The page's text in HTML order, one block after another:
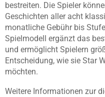
bestreiten. Die Spieler
Geschichten aller acht
monatliche Gebühr bis
Spielmodell ergänzt das
und ermöglicht Spielern
Entscheidung, wie sie Star
möchten.
Weitere Informationen zur